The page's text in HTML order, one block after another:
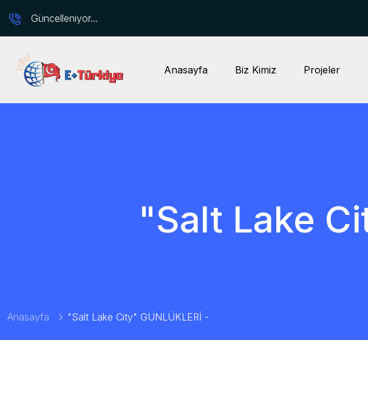
Güncelleniyor...
Anasayfa Biz Kimiz Projeler
"Salt Lake
Anasayfa "Salt Lake City" GÜNLÜKLERİ -